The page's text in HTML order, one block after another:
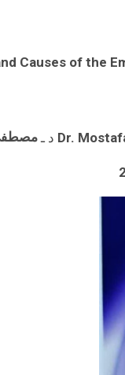
Causes of the
Dr. د ـ مصطفي